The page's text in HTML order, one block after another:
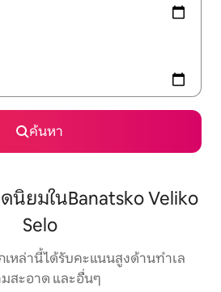
ค้นหา
ยมในBanatsko Veliko
Selo
หล่านี้ได้รับคะแนนสูงด้านทำเล
สะอาด และอื่นๆ